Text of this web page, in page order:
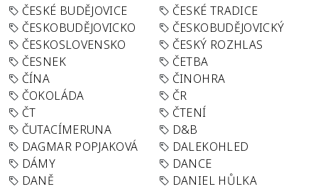
ČESKÉ BUDĚJOVICE
ČESKÉ TRADICE
ČESKOBUDĚJOVICKO
ČESKOBUDĚJOVICKÝ
ČESKOSLOVENSKO
ČESKÝ ROZHLAS
ČESNEK
ČETBA
ČÍNA
ČINOHRA
ČOKOLÁDA
ČR
ČT
ČTENÍ
ČUTACÍMERUNA
D&B
DAGMAR POPJAKOVÁ
DALEKOHLED
DÁMY
DANCE
DANĚ
DANIEL HŮLKA